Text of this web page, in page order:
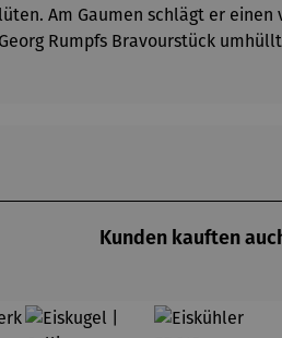
Am Gaumen schlägt er
Rumpfs Bravourstück
Kunden kauften